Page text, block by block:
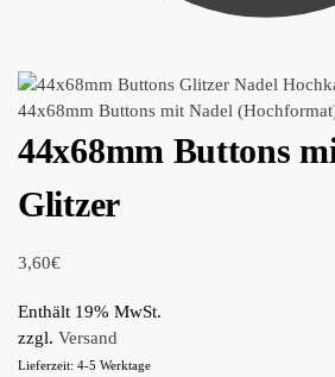
44x68mm Buttons mit Nadel
44x68mm Buttons
Glitzer
3,60€
Enthält 19% MwSt.
zzgl. Versand
Lieferzeit: 4-5 Werktage